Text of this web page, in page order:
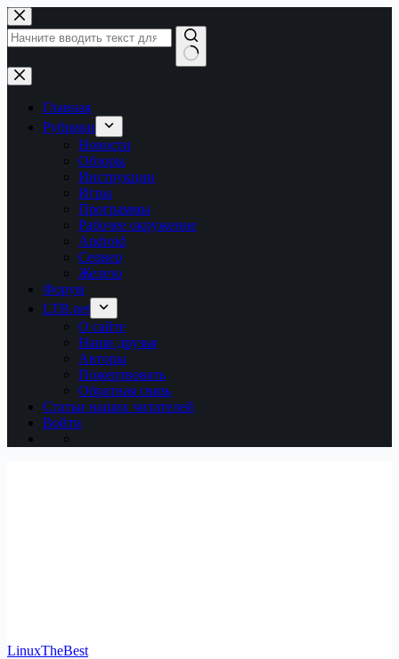
Перейти
к
сути
Ничего
не
найденоГлавная
Рубрики
Новости
Обзоры
Инструкции
Игры
Программы
Рабочее окружение
Android
Сервер
Железо
Форум
LTB.net
О сайте
Наши друзья
Авторы
Пожертвовать
Обратная связь
Статьи наших читателей
Войти
LinuxTheBest